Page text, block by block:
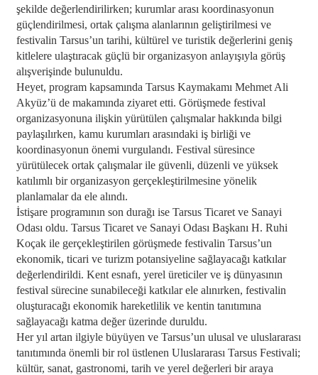
şekilde değerlendirilirken; kurumlar arası koordinasyonun
güçlendirilmesi, ortak çalışma alanlarının geliştirilmesi ve
festivalin Tarsus’un tarihi, kültürel ve turistik değerlerini geniş
kitlelere ulaştıracak güçlü bir organizasyon anlayışıyla görüş
alışverişinde bulunuldu.
Heyet, program kapsamında Tarsus Kaymakamı Mehmet Ali
Akyüz’ü de makamında ziyaret etti. Görüşmede festival
organizasyonuna ilişkin yürütülen çalışmalar hakkında bilgi
paylaşılırken, kamu kurumları arasındaki iş birliği ve
koordinasyonun önemi vurgulandı. Festival süresince
yürütülecek ortak çalışmalar ile güvenli, düzenli ve yüksek
katılımlı bir organizasyon gerçekleştirilmesine yönelik
planlamalar da ele alındı.
İstişare programının son durağı ise Tarsus Ticaret ve Sanayi
Odası oldu. Tarsus Ticaret ve Sanayi Odası Başkanı H. Ruhi
Koçak ile gerçekleştirilen görüşmede festivalin Tarsus’un
ekonomik, ticari ve turizm potansiyeline sağlayacağı katkılar
değerlendirildi. Kent esnafı, yerel üreticiler ve iş dünyasının
festival sürecine sunabileceği katkılar ele alınırken, festivalin
oluşturacağı ekonomik hareketlilik ve kentin tanıtımına
sağlayacağı katma değer üzerinde duruldu.
Her yıl artan ilgiyle büyüyen ve Tarsus’un ulusal ve uluslararası
tanıtımında önemli bir rol üstlenen Uluslararası Tarsus Festivali;
kültür, sanat, gastronomi, tarih ve yerel değerleri bir araya